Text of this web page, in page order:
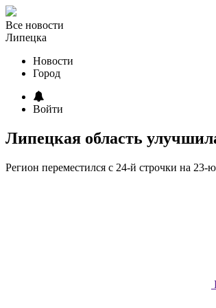
Все новости
Липецка
Новости
Город
Войти
Липецкая область
Регион переместился с 24-й строчки на 23-ю